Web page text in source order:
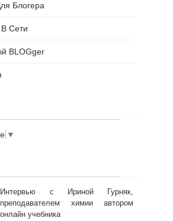
Блогера
В Сети
BLOGger
▼
Интервью с Ириной Гурняк,
преподавателем химии автором
онлайн учебника